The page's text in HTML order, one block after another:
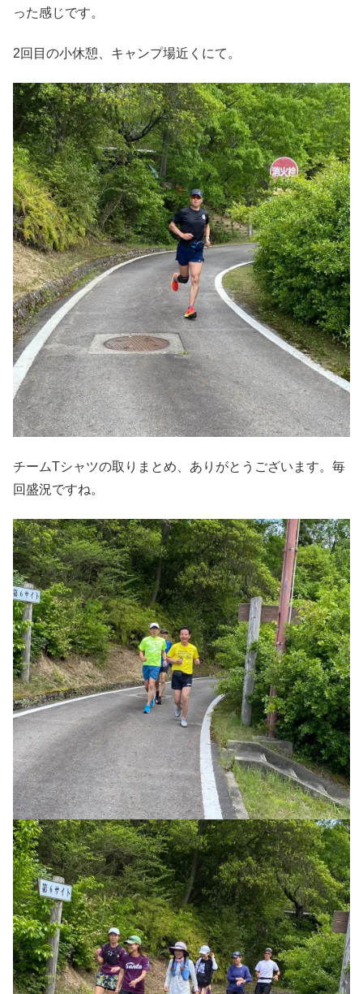
った感じです。
2回目の小休憩、キャンプ場近くにて。
チームTシャツの取りまとめ、ありがとうございます。毎
回盛況ですね。